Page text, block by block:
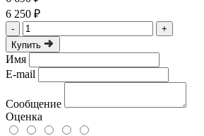
6 250 ₽
-
+
Купить
Имя
E-mail
Сообщение
Оценка